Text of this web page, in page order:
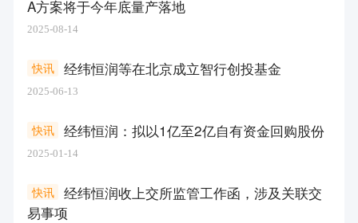
A方案将于今年底量产落地
2025-08-14
经纬恒润等在北京成立智行创投基金
快讯
2025-06-13
经纬恒润：拟以1亿至2亿自有资金回购股份
快讯
2025-01-14
经纬恒润收上交所监管工作函，涉及关联交
易事项
快讯